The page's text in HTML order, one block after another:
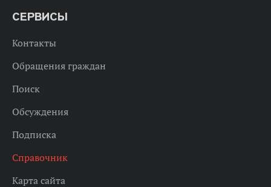
СЕРВИСЫ
Контакты
Обращения граждан
Поиск
Обсуждения
Подписка
Справочник
Карта сайта